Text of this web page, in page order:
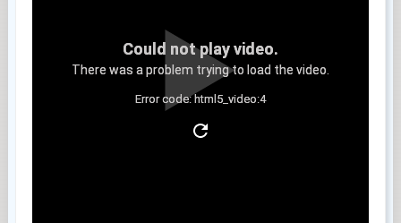
Could not play video.
There was a problem trying to load the video.
Error code: html5_video:4